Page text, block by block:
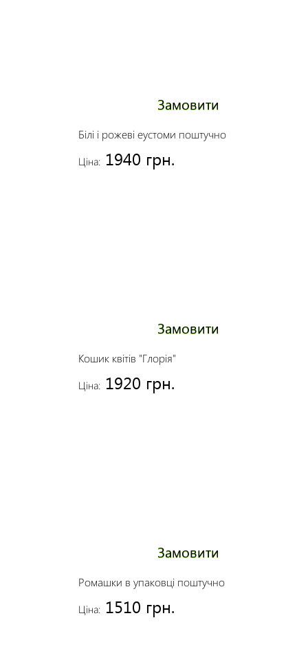
Білі і рожеві еустоми поштучно
Ціна: 1940 грн.
Замовити
Кошик квітів "Глорія"
Ціна: 1920 грн.
Замовити
Ромашки в упаковці поштучно
Ціна: 1510 грн.
Замовити